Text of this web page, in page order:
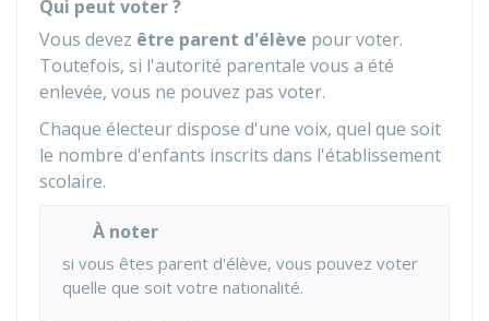
Qui peut voter ?
Vous devez être parent d'élève pour voter.
Toutefois, si l'autorité parentale vous a été
enlevée, vous ne pouvez pas voter.
Chaque électeur dispose d'une voix, quel que soit
le nombre d'enfants inscrits dans l'établissement
scolaire.
À noter
si vous êtes parent d'élève, vous pouvez voter
quelle que soit votre nationalité.